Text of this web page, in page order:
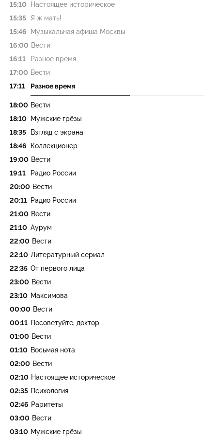
15:10
Настоящее историческое
15:35
Я ж мать!
15:46
Музыкальная афиша Москвы
16:00 Вести
16:11
Разное время
17:00 Вести
17:11
Разное время
18:00 Вести
18:10
Мужские грёзы
18:35
Взгляд с экрана
18:46
Коллекционер
19:00 Вести
19:11
Радио России
20:00 Вести
20:11 Радио России
21:00 Вести
21:10 Аурум
22:00 Вести
22:10 Литературный сериал
22:35 От первого лица
23:00 Вести
23:10 Максимова
00:00 Вести
00:11 Посоветуйте, доктор
01:00 Вести
01:10 Восьмая нота
02:00 Вести
02:10 Настоящее историческое
02:35 Психология
02:46 Раритеты
03:00 Вести
03:10 Мужские грёзы